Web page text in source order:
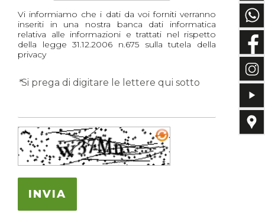
Vi informiamo che i dati da voi forniti verranno
inseriti in una nostra banca dati informatica
relativa alle informazioni e trattati nel rispetto
della legge 31.12.2006 n.675 sulla tutela della
privacy
*Si prega di digitare le lettere qui sotto
INVIA